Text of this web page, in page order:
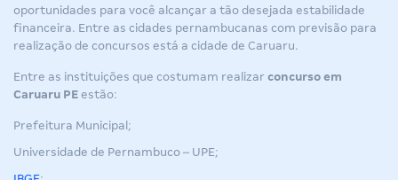
oportunidades para você alcançar a tão desejada estabilidade
financeira. Entre as cidades pernambucanas com previsão para
realização de concursos está a cidade de Caruaru.
Entre as instituições que costumam realizar concurso em
Caruaru PE estão:
Prefeitura Municipal;
Universidade de Pernambuco – UPE;